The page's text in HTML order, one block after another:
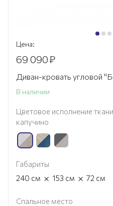
Цена:
69 090₽
Диван-кровать угловой
В наличии
Цветовое исполнение ткани
капучино
Габариты
240 см × 153 см × 72 см
Спальное место